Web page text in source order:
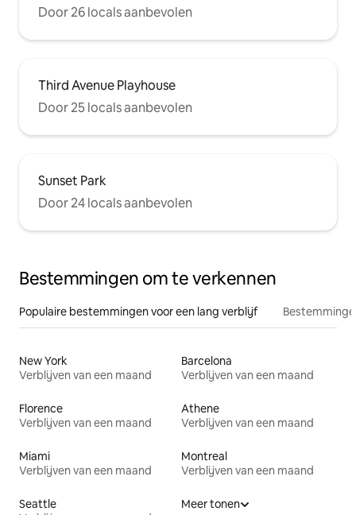
Door 26 locals aanbevolen
Third Avenue Playhouse
Door 25 locals aanbevolen
Sunset Park
Door 24 locals aanbevolen
Bestemmingen om te verkennen
Populaire bestemmingen voor een lang verblijf
New York
Verblijven van een maand
Barcelona
Verblijven van een maand
Florence
Verblijven van een maand
Athene
Verblijven van een maand
Miami
Verblijven van een maand
Montreal
Verblijven van een maand
Seattle
Meer tonen